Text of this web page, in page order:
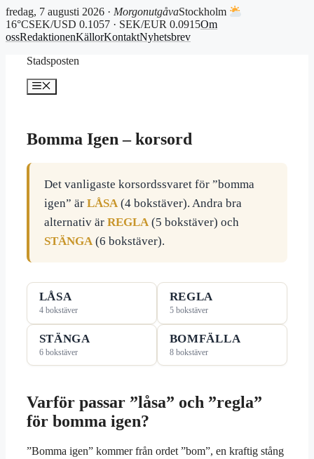
fredag, 7 augusti 2026 · MorgonutgåvaStockholm
16°CSEK/USD 0.1057 · SEK/EUR 0.0915Om
ossRedaktionenKällorKontaktNyhetsbrev
Stadsposten
Meny
Bomma Igen – korsord
Det vanligaste korsordssvaret för ”bomma
igen” är LÅSA(4 bokstäver). Andra bra
alternativ är REGLA(5 bokstäver) och
STÄNGA(6 bokstäver).
LÅSA
4 bokstäver
REGLA
5 bokstäver
STÄNGA
6 bokstäver
BOMFÄLLA
8 bokstäver
Varför passar ”låsa” och ”regla”
för bomma igen?
”Bomma igen” kommer från ordet ”bom”, en kraftig stång